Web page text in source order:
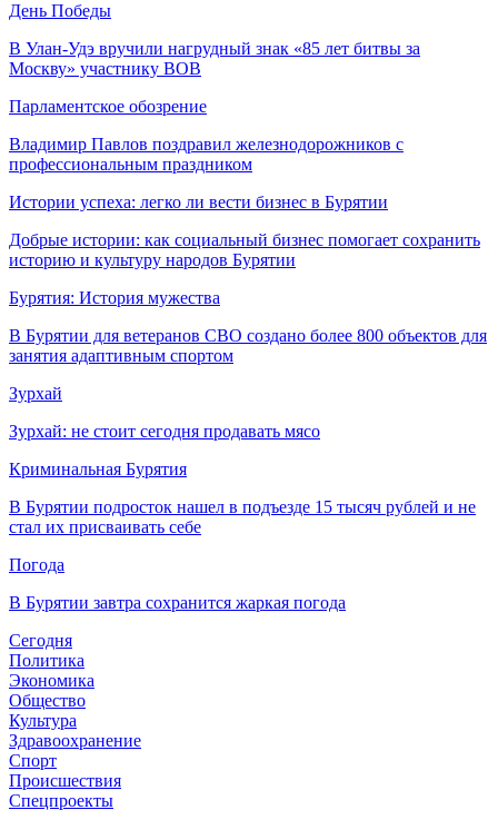
День Победы
В Улан-Удэ вручили нагрудный знак «85 лет битвы за
Москву» участнику ВОВ
Парламентское обозрение
Владимир Павлов поздравил железнодорожников с
профессиональным праздником
Истории успеха: легко ли вести бизнес в Бурятии
Добрые истории: как социальный бизнес помогает сохранить
историю и культуру народов Бурятии
Бурятия: История мужества
В Бурятии для ветеранов СВО создано более 800 объектов для
занятия адаптивным спортом
Зурхай
Зурхай: не стоит сегодня продавать мясо
Криминальная Бурятия
В Бурятии подросток нашел в подъезде 15 тысяч рублей и не
стал их присваивать себе
Погода
В Бурятии завтра сохранится жаркая погода
Сегодня
Политика
Экономика
Общество
Культура
Здравоохранение
Спорт
Происшествия
Спецпроекты